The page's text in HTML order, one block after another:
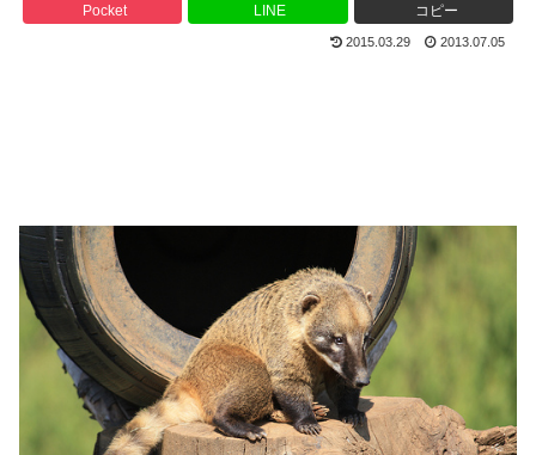
Pocket LINE コピー
2015.03.29 2013.07.05